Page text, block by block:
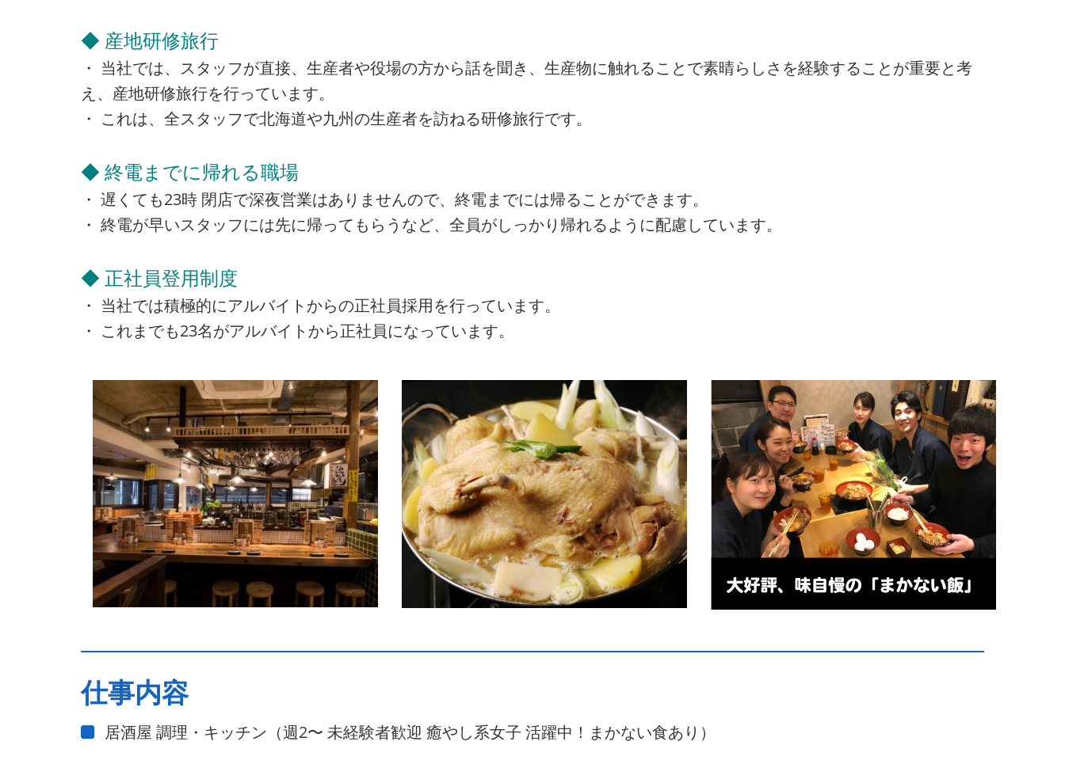
◆ 産地研修旅行
・ 当社では、スタッフが直接、生産者や役場の方から話を聞き、生産物に触れることで素晴らしさを経験することが重要と考
え、産地研修旅行を行っています。
・ これは、全スタッフで北海道や九州の生産者を訪ねる研修旅行です。
◆ 終電までに帰れる職場
・ 遅くても23時 閉店で深夜営業はありませんので、終電までには帰ることができます。
・ 終電が早いスタッフには先に帰ってもらうなど、全員がしっかり帰れるように配慮しています。
◆ 正社員登用制度
・ 当社では積極的にアルバイトからの正社員採用を行っています。
・ これまでも23名がアルバイトから正社員になっています。
仕事内容
居酒屋 調理・キッチン（週2〜 未経験者歓迎 癒やし系女子 活躍中！まかない食あり）